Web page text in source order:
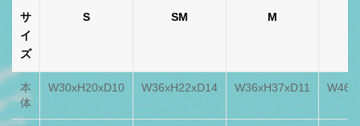
サ
イ
ズ
S SM M
本
体
W30xH20xD10 W36xH22xD14 W36xH37xD11